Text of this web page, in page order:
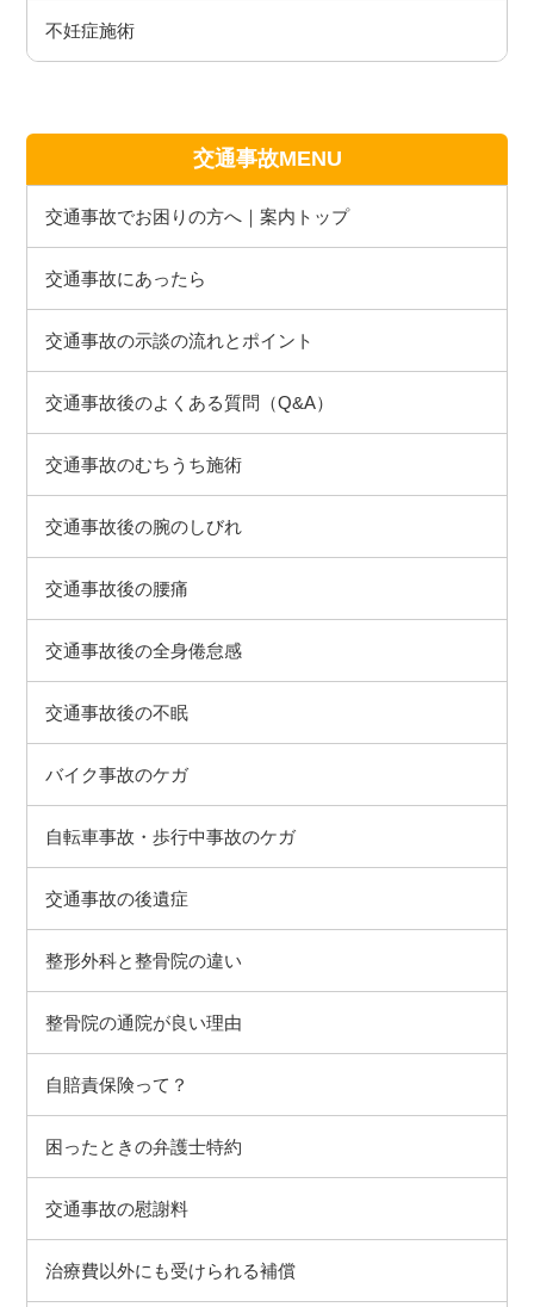
不妊症施術
交通事故MENU
交通事故でお困りの方へ｜案内トップ
交通事故にあったら
交通事故の示談の流れとポイント
交通事故後のよくある質問（Q&A）
交通事故のむちうち施術
交通事故後の腕のしびれ
交通事故後の腰痛
交通事故後の全身倦怠感
交通事故後の不眠
バイク事故のケガ
自転車事故・歩行中事故のケガ
交通事故の後遺症
整形外科と整骨院の違い
整骨院の通院が良い理由
自賠責保険って？
困ったときの弁護士特約
交通事故の慰謝料
治療費以外にも受けられる補償